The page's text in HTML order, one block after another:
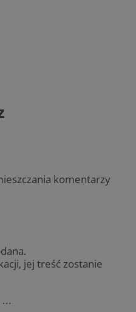
komentarzy
jej treść zostanie